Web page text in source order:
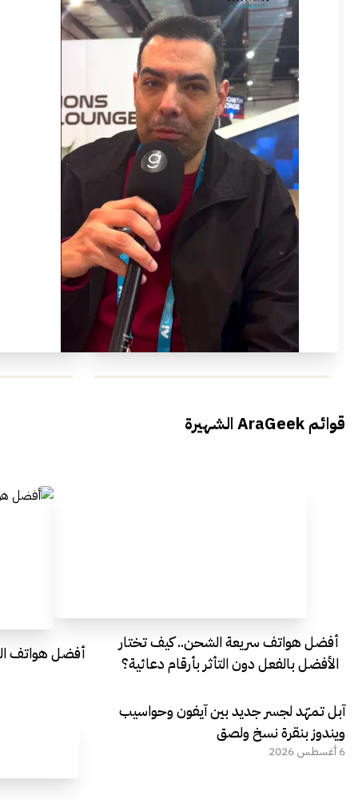
Everything Egypt
قوائم AraGeek الشهيرة
أفضل هواتف سريعة الشحن.. كيف تختار
الأفضل بالفعل دون التأثر بأرقام دعائية؟
أفضل هواتف
آبل تمهّد لجسر جديد بين آيفون وحواسيب
ويندوز بنقرة نسخ ولصق
6 أغسطس 2026